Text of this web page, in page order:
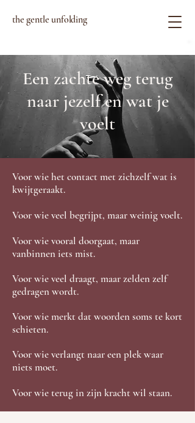
the gentle unfolding
Een zachte weg terug
naar jezelf en wat je
voelt
Voor wie het contact met zichzelf wat is
kwijtgeraakt.​
Voor wie veel begrijpt, maar weinig voelt.​
Voor wie vooral doorgaat, maar
vanbinnen iets mist.​
Voor wie veel draagt, maar zelden zelf
gedragen wordt.​
Voor wie merkt dat woorden soms te kort
schieten.​
Voor wie verlangt naar een plek waar
niets moet.
Voor wie terug in zijn kracht wil staan.